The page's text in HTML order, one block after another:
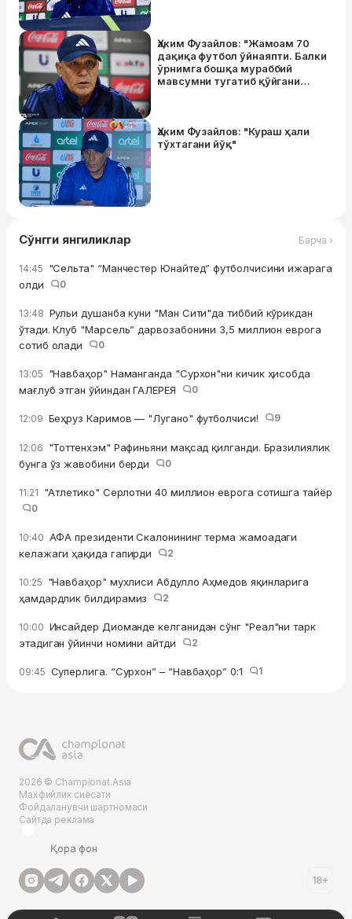
Ҳаким Фузайлов: "Жамоам 70
дақиқа футбол ўйнаяпти. Балки
ўрнимга бошқа мураббий
мавсумни тугатиб қўйгани
Ҳаким Фузайлов: "Кураш ҳали
тўхтагани йўқ"
Сўнгги янгиликлар Барча ›
14:45 "Сельта" “Манчестер Юнайтед” футболчисини ижарага
олди
0
13:48 Рульи душанба куни "Ман Сити"да тиббий кўрикдан
ўтади. Клуб "Марсель” дарвозабонини 3,5 миллион еврога
сотиб олади
0
13:05 "Навбаҳор" Наманганда "Сурхон"ни кичик ҳисобда
мағлуб этган ўйиндан ГАЛЕРЕЯ
0
12:09 Беҳруз Каримов — "Лугано" футболчиси! 9
12:06 "Тоттенхэм" Рафиньяни мақсад қилганди. Бразилиялик
бунга ўз жавобини берди
0
11:21 "Атлетико" Серлотни 40 миллион еврога сотишга тайёр
0
10:40 АФА президенти Скалонининг терма жамоадаги
келажаги ҳақида гапирди
2
10:25 "Навбаҳор" мухлиси Абдулло Аҳмедов яқинларига
ҳамдардлик билдирамиз
2
10:00 Инсайдер Диоманде келганидан сўнг "Реал"ни тарк
этадиган ўйинчи номини айтди
2
09:45 Суперлига. “Сурхон” – “Навбаҳор” 0:1 1
2026 © Championat.Asia
Махфийлик сиёсати
Фойдаланувчи шартномаси
Сайтда реклама
Қора фон
18+